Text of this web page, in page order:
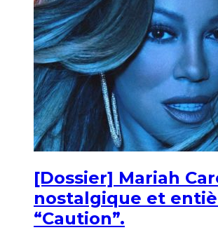
[Dossier] Mariah
nostalgique et
“Caution”.